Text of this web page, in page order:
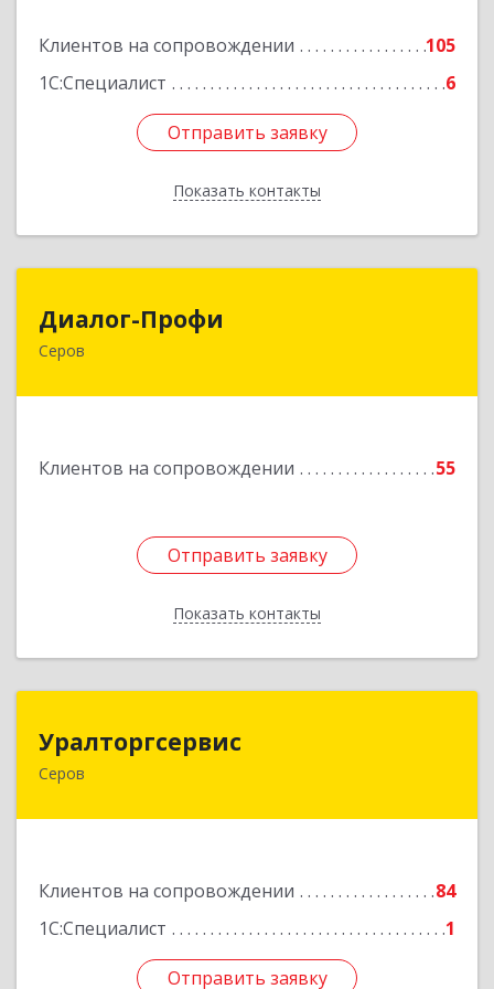
Клиентов на сопровождении
105
1С:Специалист
6
Отправить заявку
Показать контакты
Отправить заявку
Назад
Диалог-Профи
Серов
Клиентов на сопровождении 55
Отправить заявку
Показать контакты
624980, Свердловская обл, Серов г, Короленко
Отправить заявку
Назад
Уралторгсервис
Серов
Клиентов на сопровождении
84
1С:Специалист
1
Отправить заявку
624980, Свердловская обл, Серов г, Кирова ул,
Отправить заявку